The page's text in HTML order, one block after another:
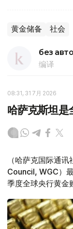
黄金储备 社会
без
编译
08:31, 31 7月 2026
哈萨克斯坦是
（哈萨克国际通
Council, WGC）
季度全球央行黄金